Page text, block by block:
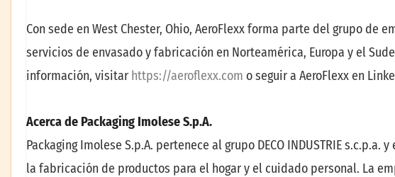
Con sede en West Chester, Ohio, AeroFlexx forma parte del grupo de
servicios de envasado y fabricación en Norteamérica, Europa y el
información, visitar https://aeroflexx.com o seguir a AeroFlexx en
Acerca de Packaging Imolese S.p.A.
Packaging Imolese S.p.A. pertenece al grupo DECO INDUSTRIE
la fabricación de productos para el hogar y el cuidado personal. La